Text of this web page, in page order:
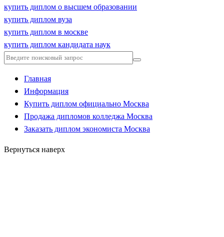
купить диплом о высшем образовании
купить диплом вуза
купить диплом в москве
купить диплом кандидата наук
Главная
Информация
Купить диплом официально Москва
Продажа дипломов колледжа Москва
Заказать диплом экономиста Москва
Вернуться наверх